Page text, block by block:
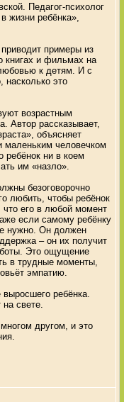
Педагог-психолог
жизни ребёнка»,
примеры из
книгах и фильмах на
к детям. И с
насколько это
возрастным
Автор рассказывает,
объясняет
маленьким человечком
ребёнок ни в коем
им «назло».
безоговорочно
любить, чтобы ребёнок
что его в любой момент
если самому ребёнку
нужно. Он должен
– он их получит
Это ощущение
в трудные моменты,
эмпатию.
ребёнка.
свете.
другом, и это